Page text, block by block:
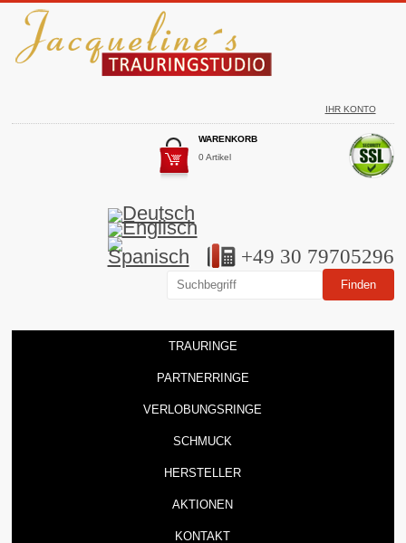
IHR KONTO
WARENKORB
0 Artikel
+49 30 79705296
TRAURINGE
PARTNERRINGE
VERLOBUNGSRINGE
SCHMUCK
HERSTELLER
AKTIONEN
KONTAKT